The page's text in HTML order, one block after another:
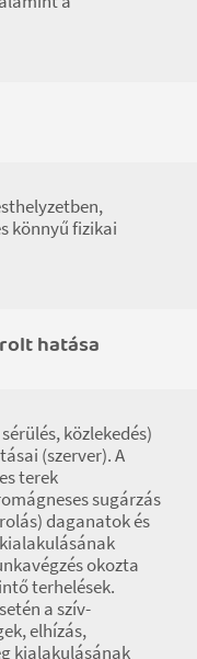
könnyű fizikai
hatása
közlekedés)
(szerver). A
terek
sugárzás
daganatok és
okozta
terhelések.
a szív-
elhízás,
kialakulásának